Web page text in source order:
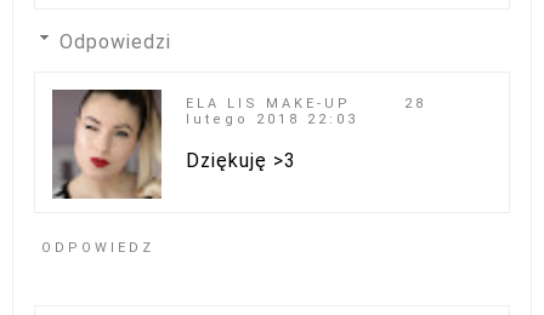
Odpowiedzi
ELA LIS MAKE-UP
28
lutego 2018 22:03
Dziękuję >3
ODPOWIEDZ